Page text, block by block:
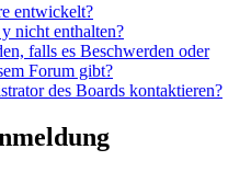
entwickelt?
nicht enthalten?
falls es Beschwerden oder
Forum gibt?
des Boards kontaktieren?